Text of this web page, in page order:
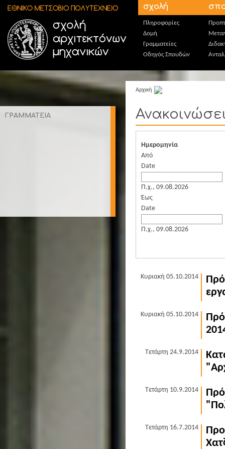
Παράκαμψη προς το κυρίως περιεχόμενο σχολή
Πληροφορίες
Δομή
Γραμματείες
Οδηγός Σπουδών
ΓΡΑΜΜΑΤΕΙΑ
Αρχική
Ημερομηνία
Από
Date
Π.χ., 09.08.2026
Έως
Date
Π.χ., 09.08.2026
Κυριακή 05.10.2014
Κυριακή 05.10.2014
Τετάρτη 24.9.2014
Τετάρτη 10.9.2014
Τετάρτη 16.7.2014